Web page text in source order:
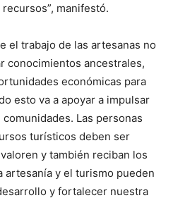
manifestó.
el trabajo de las artesanas no
conocimientos ancestrales,
económicas para
esto va a apoyar a impulsar
Las personas
turísticos deben ser
y también reciban los
artesanía y el turismo pueden
y fortalecer nuestra